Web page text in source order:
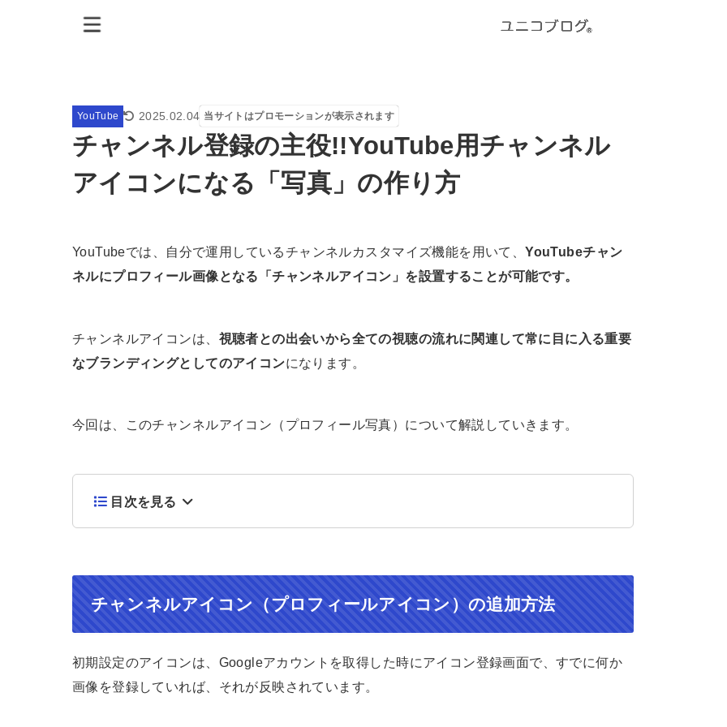
YouTube 2025.02.04 当サイトはプロモーションが表示されます
チャンネル登録の主役!!YouTube用チャンネル
アイコンになる「写真」の作り方
YouTubeでは、自分で運用しているチャンネルカスタマイズ機能を用いて、YouTubeチャン
ネルにプロフィール画像となる「チャンネルアイコン」を設置することが可能です。
チャンネルアイコンは、 視聴者との出会いから全ての視聴の流れに関連して常に目に入る重要
なブランディングとしてのアイコンになります。
今回は、このチャンネルアイコン（プロフィール写真）について解説していきます。
目次を見る
チャンネルアイコン（プロフィールアイコン）の追加方法
初期設定のアイコンは、Googleアカウントを取得した時にアイコン登録画面で、すでに何か
画像を登録していれば、それが反映されています。